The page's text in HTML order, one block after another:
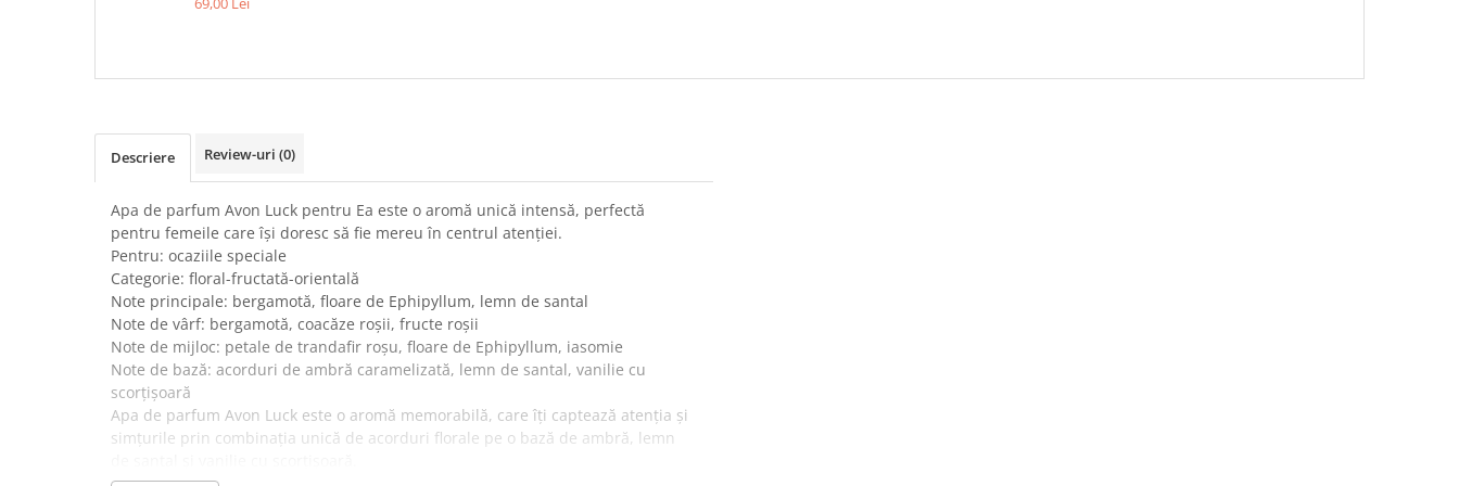
Descriere Review-uri (0)
Apa de parfum Avon Luck pentru Ea este o aromă unică intensă, perfectă
pentru femeile care își doresc să fie mereu în centrul atenției.
Pentru: ocaziile speciale
Categorie: floral-fructată-orientală
Note principale: bergamotă, floare de Ephipyllum, lemn de santal
Note de vârf: bergamotă, coacăze roșii, fructe roșii
Note de mijloc: petale de trandafir roșu, floare de Ephipyllum, iasomie
Note de bază: acorduri de ambră caramelizată, lemn de santal, vanilie cu
scorțișoară
Apa de parfum Avon Luck este o aromă memorabilă, care îți captează atenția și
simțurile prin combinația unică de acorduri florale pe o bază de ambră, lemn